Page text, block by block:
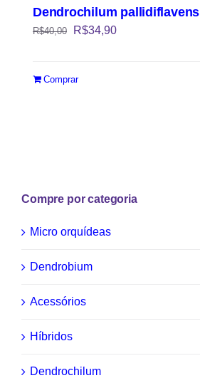
Dendrochilum pallidiflavens
R$40,00 R$34,90
Comprar
Compre por categoria
Micro orquídeas
Dendrobium
Acessórios
Híbridos
Dendrochilum